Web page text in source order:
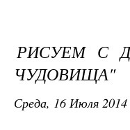
РИСУЕМ С
ЧУДОВИЩА"
Среда, 16 Июля